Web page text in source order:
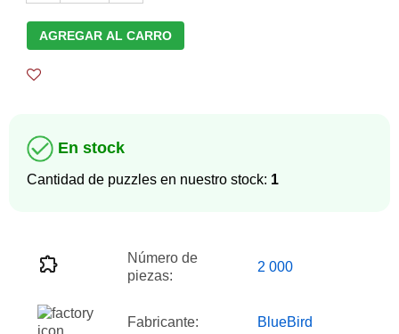
AGREGAR AL CARRO
En stock
Cantidad de puzzles en nuestro stock: 1
Número de
piezas:
2 000
Fabricante: BlueBird